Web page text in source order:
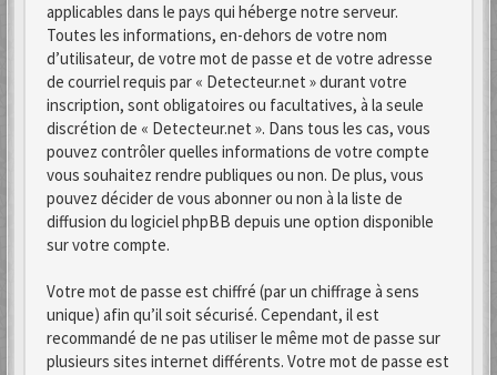
applicables dans le pays qui héberge notre serveur.
Toutes les informations, en-dehors de votre nom
d’utilisateur, de votre mot de passe et de votre adresse
de courriel requis par « Detecteur.net » durant votre
inscription, sont obligatoires ou facultatives, à la seule
discrétion de « Detecteur.net ». Dans tous les cas, vous
pouvez contrôler quelles informations de votre compte
vous souhaitez rendre publiques ou non. De plus, vous
pouvez décider de vous abonner ou non à la liste de
diffusion du logiciel phpBB depuis une option disponible
sur votre compte.
Votre mot de passe est chiffré (par un chiffrage à sens
unique) afin qu’il soit sécurisé. Cependant, il est
recommandé de ne pas utiliser le même mot de passe sur
plusieurs sites internet différents. Votre mot de passe est